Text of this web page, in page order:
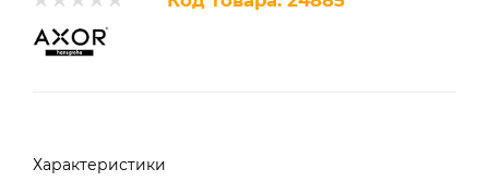
Характеристики